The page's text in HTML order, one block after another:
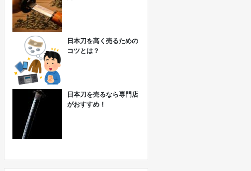
日本刀を高く売るための
コツとは？
日本刀を売るなら専門店
がおすすめ！